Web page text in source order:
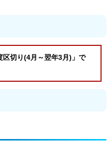
区切り(4月～翌年3月)」で